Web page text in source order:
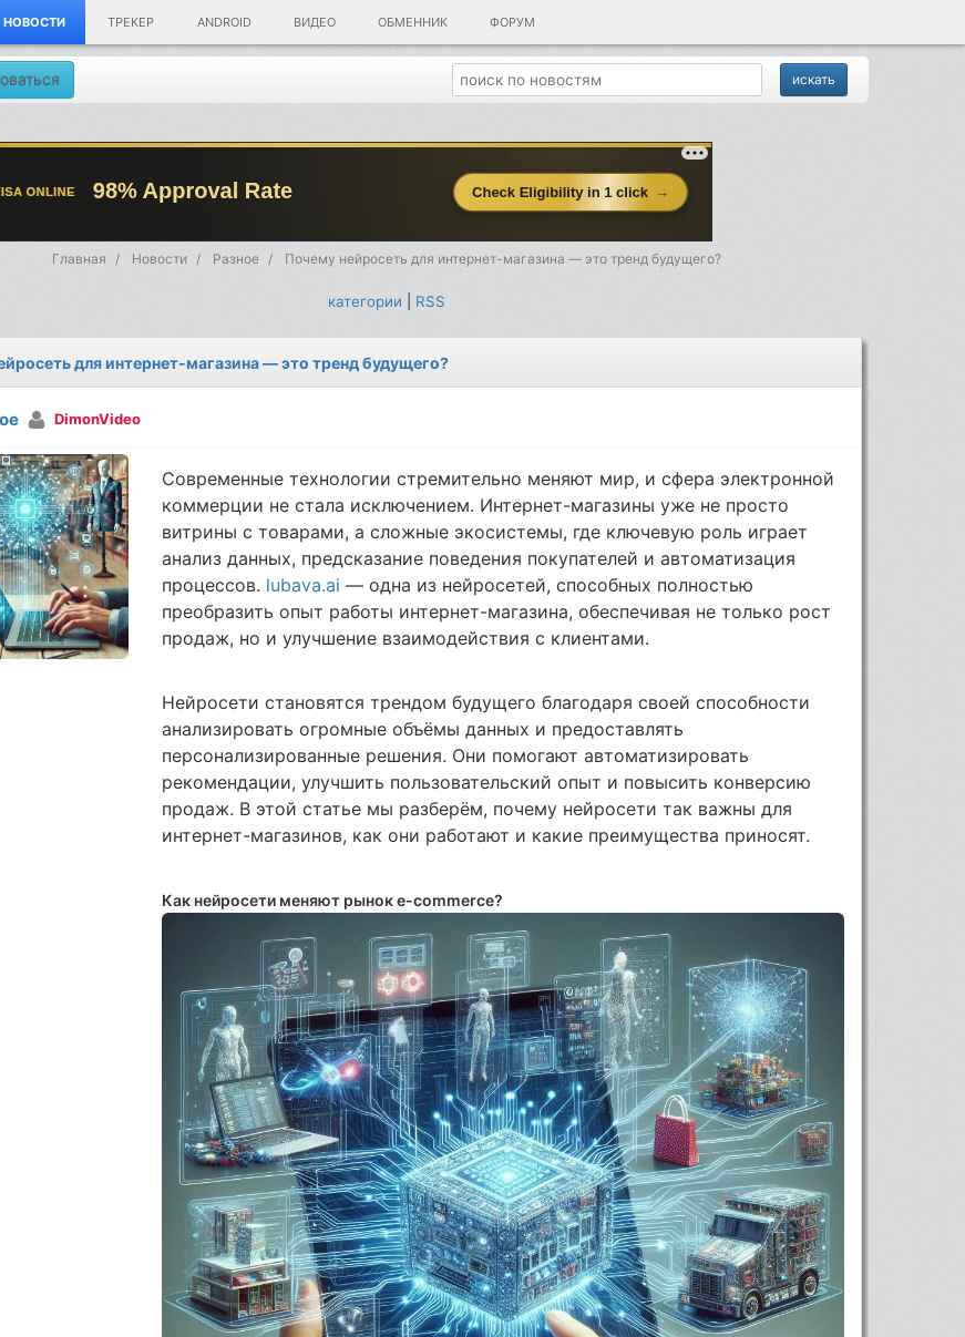
НОВОСТИ ТРЕКЕР ANDROID ВИДЕО ОБМЕННИК ФОРУМ
Главная Новости Разное Почему нейросеть для интернет-магазина — это тренд будущего?
категории RSS
для интернет-магазина — это тренд будущего?
DimonVideo
Современные технологии стремительно меняют мир, и сфера электронной
коммерции не стала исключением. Интернет-магазины уже не просто
витрины с товарами, а сложные экосистемы, где ключевую роль играет
анализ данных, предсказание поведения покупателей и автоматизация
процессов. lubava.ai — одна из нейросетей, способных полностью
преобразить опыт работы интернет-магазина, обеспечивая не только рост
продаж, но и улучшение взаимодействия с клиентами.
Нейросети становятся трендом будущего благодаря своей способности
анализировать огромные объёмы данных и предоставлять
персонализированные решения. Они помогают автоматизировать
рекомендации, улучшить пользовательский опыт и повысить конверсию
продаж. В этой статье мы разберём, почему нейросети так важны для
интернет-магазинов, как они работают и какие преимущества приносят.
Как нейросети меняют рынок e-commerce?